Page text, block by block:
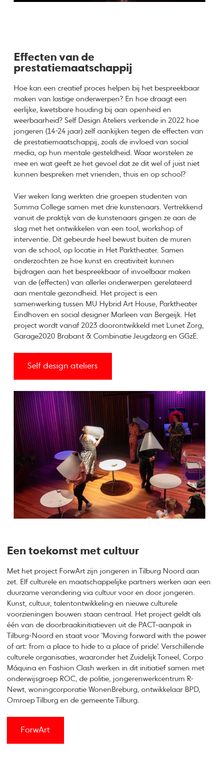
Effecten van de
prestatiemaatschappij
Hoe kan een creatief proces helpen bij het bespreekbaar
maken van lastige onderwerpen? En hoe draagt een
eerlijke, kwetsbare houding bij aan openheid en
weerbaarheid? Self Design Ateliers verkende in 2022 hoe
jongeren (14-24 jaar) zelf aankijken tegen de effecten van
de prestatiemaatschappij, zoals de invloed van social
media, op hun mentale gesteldheid. Waar worstelen ze
mee en wat geeft ze het gevoel dat ze dit wel of juist niet
kunnen bespreken met vrienden, thuis en op school?
Vier weken lang werkten drie groepen studenten van
Summa College samen met drie kunstenaars. Vertrekkend
vanuit de praktijk van de kunstenaars gingen ze aan de
slag met het ontwikkelen van een tool, workshop of
interventie. Dit gebeurde heel bewust buiten de muren
van de school, op locatie in Het Parktheater. Samen
onderzochten ze hoe kunst en creativiteit kunnen
bijdragen aan het bespreekbaar of invoelbaar maken
van de (effecten) van allerlei onderwerpen gerelateerd
aan mentale gezondheid. Het project is een
samenwerking tussen MU Hybrid Art House, Parktheater
Eindhoven en social designer Marleen van Bergeijk. Het
project wordt vanaf 2023 doorontwikkeld met Lunet Zorg,
Garage2020 Brabant & Combinatie Jeugdzorg en GGzE.
Self design ateliers
Een toekomst met cultuur
Met het project ForwArt zijn jongeren in Tilburg Noord aan
zet. Elf culturele en maatschappelijke partners werken aan een
duurzame verandering via cultuur voor en door jongeren.
Kunst, cultuur, talentontwikkeling en nieuwe culturele
voorzieningen bouwen staan centraal. Het project geldt als
één van de doorbraakinitiatieven uit de PACT-aanpak in
Tilburg-Noord en staat voor ‘Moving forward with the power
of art: from a place to hide to a place of pride’. Verschillende
culturele organisaties, waaronder het Zuidelijk Toneel, Corpo
Máquina en Fashion Clash werken in dit initiatief samen met
onderwijsgroep ROC, de politie, jongerenwerkcentrum R-
Newt, woningcorporatie WonenBreburg, ontwikkelaar BPD,
Omroep Tilburg en de gemeente Tilburg.
ForwArt